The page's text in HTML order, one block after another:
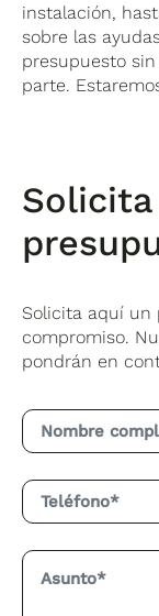
instalación,
sobre las
presupuesto
parte.
Solicita aquí un
compromiso.
pondrán en